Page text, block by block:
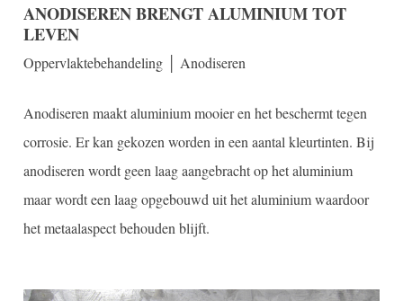
ANODISEREN BRENGT ALUMINIUM TOT
LEVEN
Oppervlaktebehandeling │ Anodiseren
Anodiseren maakt aluminium mooier en het beschermt tegen
corrosie. Er kan gekozen worden in een aantal kleurtinten. Bij
anodiseren wordt geen laag aangebracht op het aluminium
maar wordt een laag opgebouwd uit het aluminium waardoor
het metaalaspect behouden blijft.